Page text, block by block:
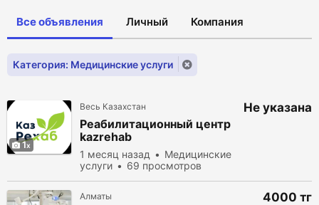
Все объявления Личный Компания
Категория: Медицинские услуги
1
Весь Казахстан
Реабилитационный центр
kazrehab
1 месяц назад
Медицинские
услуги
69 просмотров
Не указана
Алматы 4000 тг